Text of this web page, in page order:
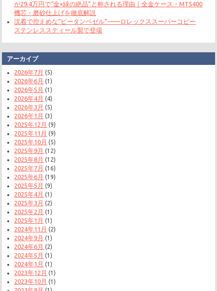
が29.4万円で“金×緑の絶品”と称される理由｜全金ケース・MT5400
機芯・磨砂仕上げを徹底解説
沈着で控えめな“ピータンベゼル”——ロレックススーパーコピー
ステンレススティール製で登場
アーカイブ
2026年7月 (5)
2026年6月 (1)
2026年5月 (1)
2026年4月 (4)
2026年3月 (5)
2026年1月 (3)
2025年12月 (9)
2025年11月 (9)
2025年10月 (5)
2025年9月 (12)
2025年8月 (12)
2025年7月 (16)
2025年6月 (19)
2025年5月 (9)
2025年4月 (1)
2025年3月 (2)
2025年2月 (1)
2025年1月 (1)
2024年11月 (2)
2024年9月 (1)
2024年6月 (2)
2024年5月 (1)
2024年1月 (1)
2023年12月 (1)
2023年10月 (1)